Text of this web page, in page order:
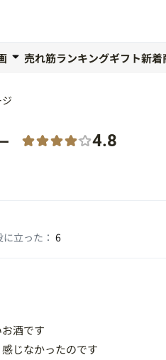
売れ筋ランキングギフト新着
4.8
に立った： 6
酒です
じなかったのです